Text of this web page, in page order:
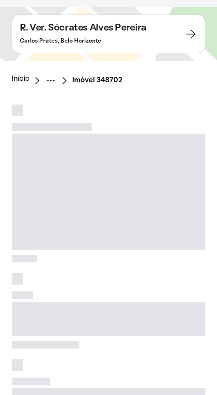
R. Ver. Sócrates Alves Pereira
Carlos Prates, Belo Horizonte
Início Imóvel 348702